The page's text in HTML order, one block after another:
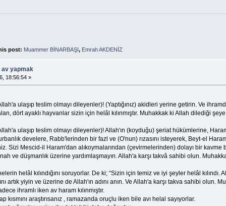
post: Muammer BİNARBAŞI, Emrah AKDENİZ
av yapmak
18:56:54 »
ulaşıp teslim olmayı dileyenler)! (Yaptığınız) akidleri yerine getirin. Ve
dört ayaklı hayvanlar sizin için helâl kılınmıştır. Muhakkak ki Allah dilediği
ulaşıp teslim olmayı dileyenler)! Allah'ın (koyduğu) şeriat hükümlerine,
develere, Rabb'lerinden bir fazl ve (O'nun) rızasını isteyerek, Beyt-el
Sizi Mescid-il Haram'dan alıkoymalarından (çevirmelerinden) dolayı bir
ve düşmanlık üzerine yardımlaşmayın. Allah'a karşı takvâ sahibi olun.
helâl kılındığını soruyorlar. De ki; “Sizin için temiz ve iyi şeyler helâl
artık yiyin ve üzerine de Allah'ın adını anın. Ve Allah'a karşı takva sahibi olun.
ihramlı iken av haram kılınmıştır.
araştırısanız , ramazanda oruçlu iken bile avı helal sayıyorlar.